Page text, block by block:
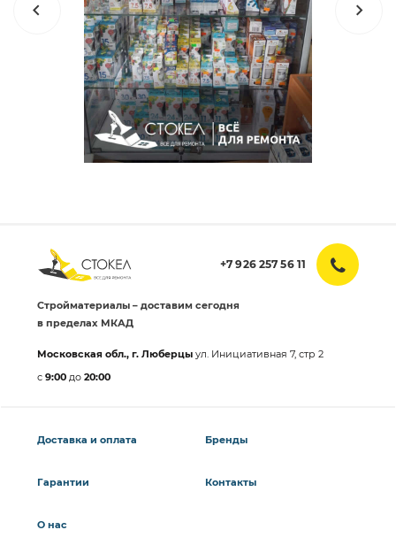
+7 926 257 56 11
Стройматериалы – доставим сегодня
в пределах МКАД
Московская обл., г. Люберцы ул. Инициативная 7, стр 2
с 9:00 до 20:00
Доставка и оплата
Гарантии
О нас
Бренды
Контакты